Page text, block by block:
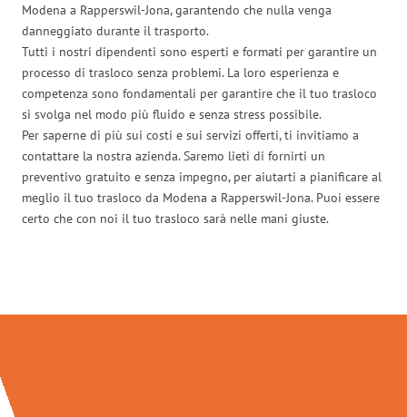
Modena a Rapperswil-Jona, garantendo che nulla venga
danneggiato durante il trasporto.
Tutti i nostri dipendenti sono esperti e formati per garantire un
processo di trasloco senza problemi. La loro esperienza e
competenza sono fondamentali per garantire che il tuo trasloco
si svolga nel modo più fluido e senza stress possibile.
Per saperne di più sui costi e sui servizi offerti, ti invitiamo a
contattare la nostra azienda. Saremo lieti di fornirti un
preventivo gratuito e senza impegno, per aiutarti a pianificare al
meglio il tuo trasloco da Modena a Rapperswil-Jona. Puoi essere
certo che con noi il tuo trasloco sarà nelle mani giuste.